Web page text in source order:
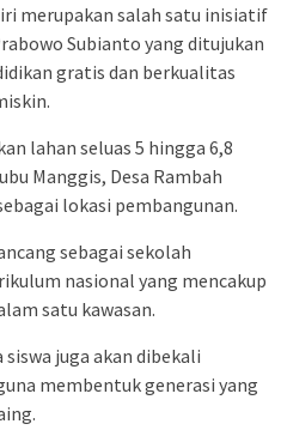
merupakan salah satu inisiatif
Subianto yang ditujukan
gratis dan berkualitas
lahan seluas 5 hingga 6,8
Manggis, Desa Rambah
lokasi pembangunan.
sebagai sekolah
nasional yang mencakup
satu kawasan.
juga akan dibekali
membentuk generasi yang